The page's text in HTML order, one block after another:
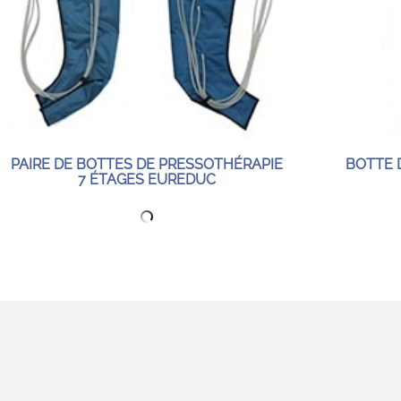
PAIRE DE BOTTES DE PRESSOTHÉRAPIE
7 ÉTAGES EUREDUC
BOTTE